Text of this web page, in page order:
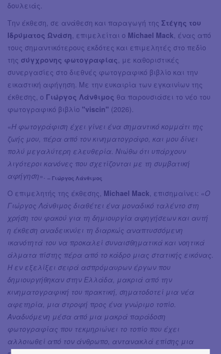
δουλειάς.
Την έκθεση, σε ανάθεση και παραγωγή της Στέγης του
Ιδρύματος Ωνάση, επιμελείται ο Michael Mack, ένας από
τους σημαντικότερους εκδότες και επιμελητές στο πεδίο
της σύγχρονης φωτογραφίας, με καθοριστικές
συνεργασίες στο διεθνές φωτογραφικό βιβλίο και την
εικαστική αφήγηση. Με την ευκαιρία των εγκαινίων της
έκθεσης, ο Γιώργος Λάνθιμος θα παρουσιάσει το νέο του
φωτογραφικό βιβλίο "viscin" (2026).
«Η φωτογράφιση έχει γίνει ένα σημαντικό κομμάτι της
ζωής μου, πέρα από τον κινηματογράφο, και μου δίνει
πολύ μεγαλύτερη ελευθερία. Νιώθω ότι υπάρχουν
λιγότεροι κανόνες που σχετίζονται με τη συμβατική
αφήγηση». – Γιώργος Λάνθιμος
Ο επιμελητής της έκθεσης, Michael Mack, επισημαίνει: «Ο
Γιώργος Λάνθιμος διαθέτει ένα μοναδικό ταλέντο στη
χρήση του φακού για τη δημιουργία αφηγήσεων και αυτή
η έκθεση αναδεικνύει τη διαρκώς αναπτυσσόμενη
ικανότητά του να προκαλεί συναισθηματικά και νοητικά
άλματα πίστης πέρα από το κάδρο μιας στατικής εικόνας.
Η εν εξελίξει σειρά ασπρόμαυρων έργων που
δημιουργήθηκαν στην Ελλάδα, μακριά από την
κινηματογραφική του πρακτική, σηματοδοτεί μια νέα
αφετηρία, μια στροφή προς ένα γνώριμο τοπίο.
Αναδυόμενη μέσα από μια μακρά παράδοση
φωτογραφίας που τεκμηριώνει το τοπίο που έχει
αλλοιωθεί από τον άνθρωπο, αντανακλά επίσης μια